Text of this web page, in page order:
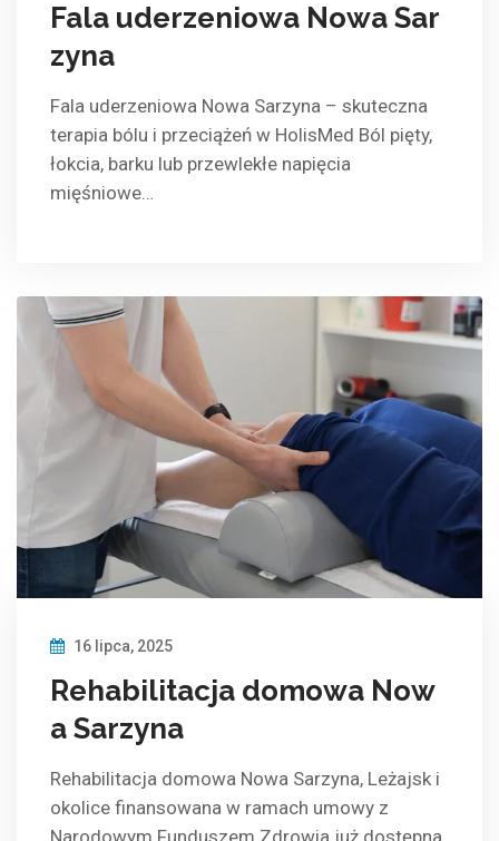
Fala uderzeniowa Nowa Sar
zyna
Fala uderzeniowa Nowa Sarzyna – skuteczna
terapia bólu i przeciążeń w HolisMed Ból pięty,
łokcia, barku lub przewlekłe napięcia
mięśniowe…
16 lipca, 2025
Rehabilitacja domowa Now
a Sarzyna
Rehabilitacja domowa Nowa Sarzyna, Leżajsk i
okolice finansowana w ramach umowy z
Narodowym Funduszem Zdrowia już dostępna